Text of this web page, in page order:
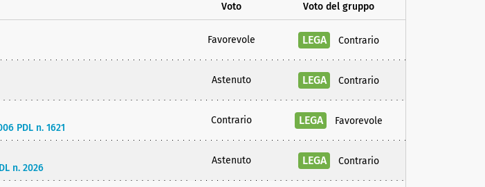
Voto Voto del gruppo
Favorevole LEGA Contrario
Astenuto LEGA Contrario
PDL n. 1621
Contrario LEGA Favorevole
n. 2026
Astenuto LEGA Contrario